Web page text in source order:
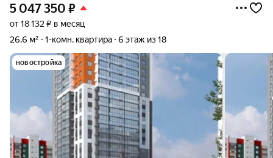
5 047 350 ₽
от 18 132 ₽ в месяц
26,6 м²
1-комн. квартира 6 этаж из 18
новостройка